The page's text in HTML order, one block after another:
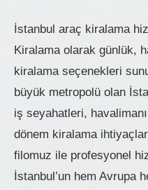
İstanbul araç kiralama
Kiralama olarak günlük,
kiralama seçenekleri
büyük metropolü olan
iş seyahatleri,
dönem kiralama
filomuz ile profesyonel
İstanbul’un hem Avrupa